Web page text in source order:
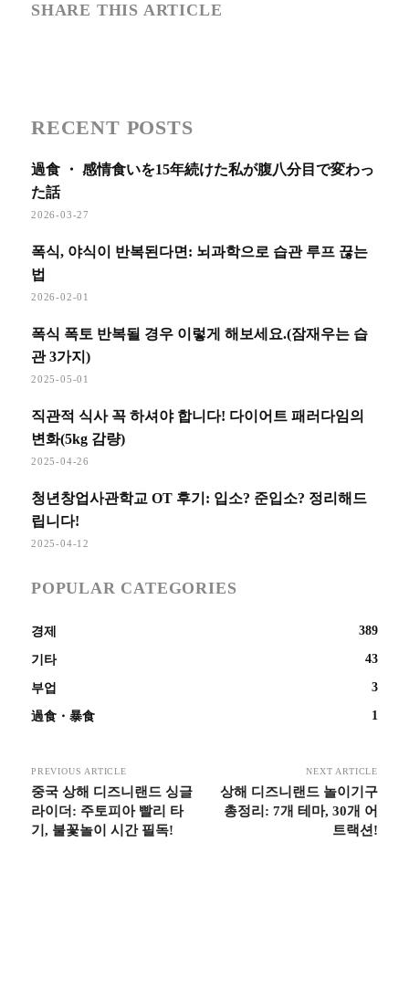
SHARE THIS ARTICLE
RECENT POSTS
過食 ・ 感情食いを15年続けた私が腹八分目で変わっ
た話
2026-03-27
폭식, 야식이 반복된다면: 뇌과학으로 습관 루프 끊는
법
2026-02-01
폭식 폭토 반복될 경우 이렇게 해보세요.(잠재우는 습
관 3가지)
2025-05-01
직관적 식사 꼭 하셔야 합니다! 다이어트 패러다임의
변화(5kg 감량)
2025-04-26
청년창업사관학교 OT 후기: 입소? 준입소? 정리해드
립니다!
2025-04-12
POPULAR CATEGORIES
경제 389
기타 43
부업 3
過食・暴食 1
PREVIOUS ARTICLE
중국 상해 디즈니랜드 싱글
라이더: 주토피아 빨리 타
기, 불꽃놀이 시간 필독!
NEXT ARTICLE
상해 디즈니랜드 놀이기구
총정리: 7개 테마, 30개 어
트랙션!